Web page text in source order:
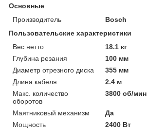
Основные
Производитель
Bosch
Пользовательские характеристики
Вес нетто
18.1 кг
Глубина резания
100 мм
Диаметр отрезного диска
355 мм
Длина кабеля
2.4 м
Макс. количество
оборотов
3800 об/мин
Маятниковый механизм
Да
Мощность
2400 Вт